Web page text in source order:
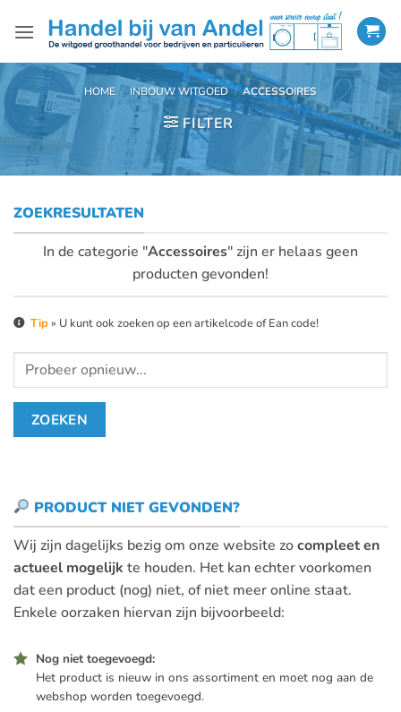
naar
HOME / INBOUW WITGOED / ACCESSOIRES
FILTER
ZOEKRESULTATEN
In de categorie "Accessoires" zijn er helaas geen
producten gevonden!
Tip» U kunt ook zoeken op een artikelcode of Ean code!
PRODUCT NIET GEVONDEN?
Wij zijn dagelijks bezig om onze website zocompleet en
actueel mogelijk te houden. Het kan echter voorkomen
dat een product (nog) niet, of niet meer online staat.
Enkele oorzaken hiervan zijn bijvoorbeeld:
Nog niet toegevoegd:
Het product is nieuw in ons assortiment en moet nog aan de
webshop worden toegevoegd.